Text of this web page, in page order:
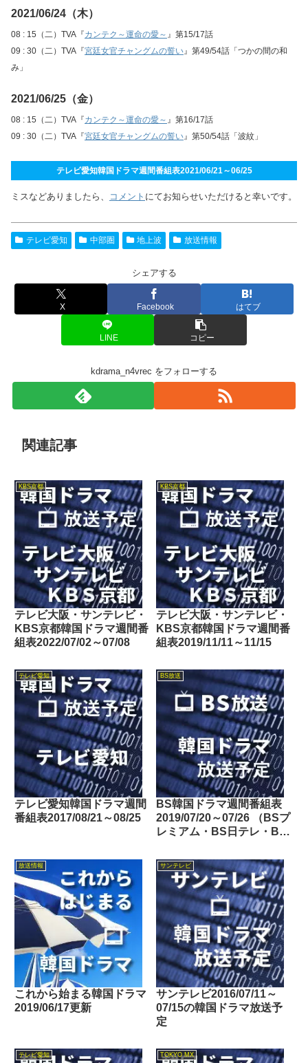
2021/06/24（木）
08 : 15（二）TVA『カンテク～運命の愛～ 』第15/17話
09 : 30（二）TVA『宮廷女官チャングムの誓い』第49/54話「つかの間の和
み」
2021/06/25（金）
08 : 15（二）TVA『カンテク～運命の愛～ 』第16/17話
09 : 30（二）TVA『宮廷女官チャングムの誓い』第50/54話「波紋」
テレビ愛知韓国ドラマ週間番組表2021/06/21～06/25
ミスなどありましたら、 コメント にてお知らせいただけると幸いです。
テレビ愛知 中部圏 地上波 放送情報
シェアする
X Facebook はてブ
LINE コピー
kdrama_n4vrec をフォローする
関連記事
KBS京都
テレビ大阪・サンテレビ・
KBS京都韓国ドラマ週間番
組表2022/07/02～07/08
KBS京都
テレビ大阪・サンテレビ・
KBS京都韓国ドラマ週間番
組表2019/11/11～11/15
テレビ愛知
テレビ愛知韓国ドラマ週間
番組表2017/08/21～08/25
BS放送
BS韓国ドラマ週間番組表
2019/07/20～07/26 （BSプ
レミアム・BS日テレ・BS
東・BSフジ）
放送情報
これから始まる韓国ドラマ
2019/06/17更新
サンテレビ
サンテレビ2016/07/11～
07/15の韓国ドラマ放送予
定
テレビ愛知 TOKYO MX